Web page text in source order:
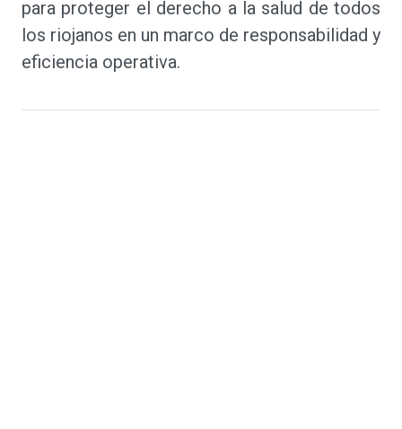
para proteger el derecho a la salud de todos
los riojanos en un marco de responsabilidad y
eficiencia operativa.